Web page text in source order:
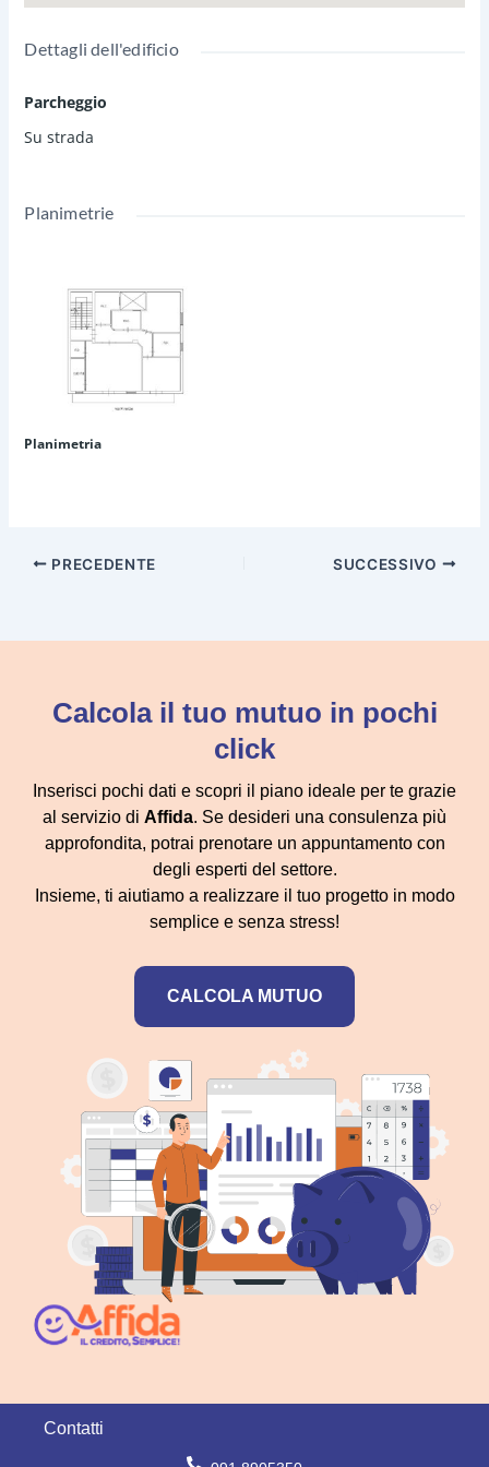
Dettagli dell'edificio
Parcheggio
Su strada
Planimetrie
Planimetria
PRECEDENTE SUCCESSIVO
Inserisci pochi dati e scopri il piano ideale per te grazie
al servizio di Affida. Se desideri una consulenza più
approfondita, potrai prenotare un appuntamento con
degli esperti del settore.
Insieme, ti aiutiamo a realizzare il tuo progetto in modo
semplice e senza stress!
CALCOLA MUTUO
Calcola il tuo mutuo in pochi
click
Contatti